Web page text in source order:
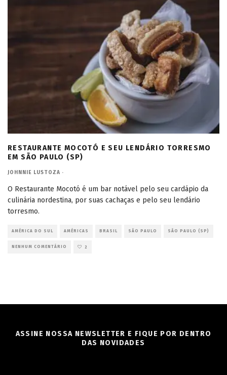
RESTAURANTE MOCOTÓ E SEU LENDÁRIO TORRESMO
EM SÃO PAULO (SP)
JOHNNIE LUSTOZA ·
O Restaurante Mocotó é um bar notável pelo seu cardápio da
culinária nordestina, por suas cachaças e pelo seu lendário
torresmo.
AMÉRICA DO SUL AMÉRICAS BRASIL SÃO PAULO SÃO PAULO (SP)
NENHUM COMENTÁRIO 2
ASSINE NOSSA NEWSLETTER E FIQUE POR DENTRO
DAS NOVIDADES